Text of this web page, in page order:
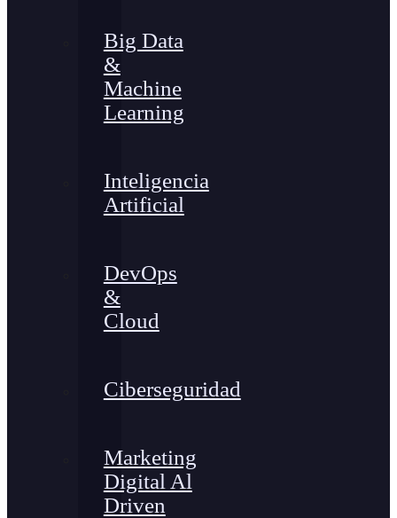
Big Data
&
Machine
Learning
Inteligencia
Artificial
DevOps
&
Cloud
Ciberseguridad
Marketing
Digital Al
Driven